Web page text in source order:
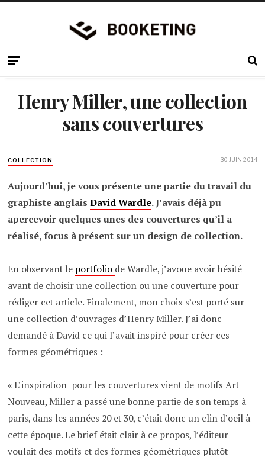
Henry Miller, une collection
sans couvertures
COLLECTION 30 JUIN 2014
Aujourd’hui, je vous présente une partie du travail du
graphiste anglaisDavid Wardle. J’avais déjà pu
apercevoir quelques unes des couvertures qu’il a
réalisé, focus à présent sur un design de collection.
En observant le portfolio de Wardle, j’avoue avoir hésité
avant de choisir une collection ou une couverture pour
rédiger cet article. Finalement, mon choix s’est porté sur
une collection d’ouvrages d’Henry Miller. J’ai donc
demandé à David ce qui l’avait inspiré pour créer ces
formes géométriques :
« L’inspiration pour les couvertures vient de motifs Art
Nouveau, Miller a passé une bonne partie de son temps à
paris, dans les années 20 et 30, c’était donc un clin d’oeil à
cette époque. Le brief était clair à ce propos, l’éditeur
voulait des motifs et des formes géométriques plutôt